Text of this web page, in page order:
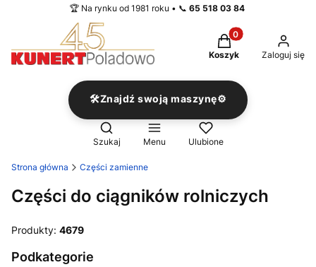
🏆 Na rynku od 1981 roku • 📞 65 518 03 84
Produkty w
Koszyk Zaloguj się
🛠️Znajdź swoją maszynę⚙️
Otwórz wyszukiwarkę
Szukaj Menu Ulubione
Strona główna Części zamienne
Części do ciągników rolniczych
Produkty: 4679
Podkategorie